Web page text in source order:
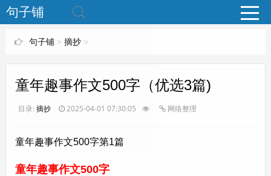
www.bjuzi.com
句子铺
句子铺> 摘抄>
童年趣事作文500字（优选3篇)
目录: 摘抄 2025-04-01 07:30:05 网络整理
童年趣事作文500字第1篇
童年趣事作文500字